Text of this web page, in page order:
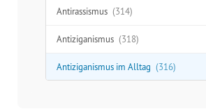
Antirassismus (314)
Antiziganismus (318)
Antiziganismus im Alltag (316)